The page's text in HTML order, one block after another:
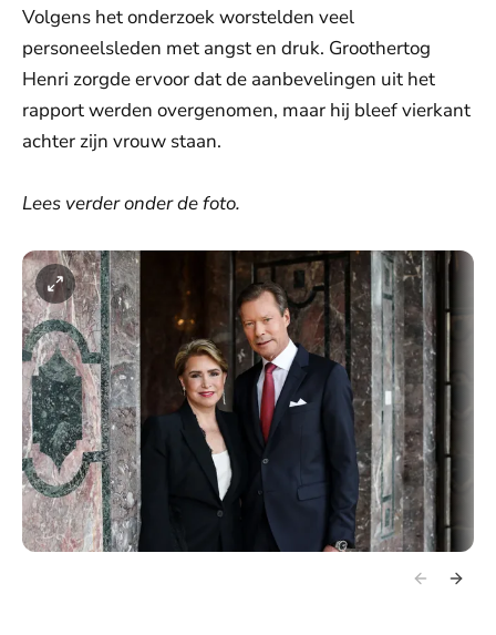
Volgens het onderzoek worstelden veel
personeelsleden met angst en druk. Groothertog
Henri zorgde ervoor dat de aanbevelingen uit het
rapport werden overgenomen, maar hij bleef vierkant
achter zijn vrouw staan.
Lees verder onder de foto.